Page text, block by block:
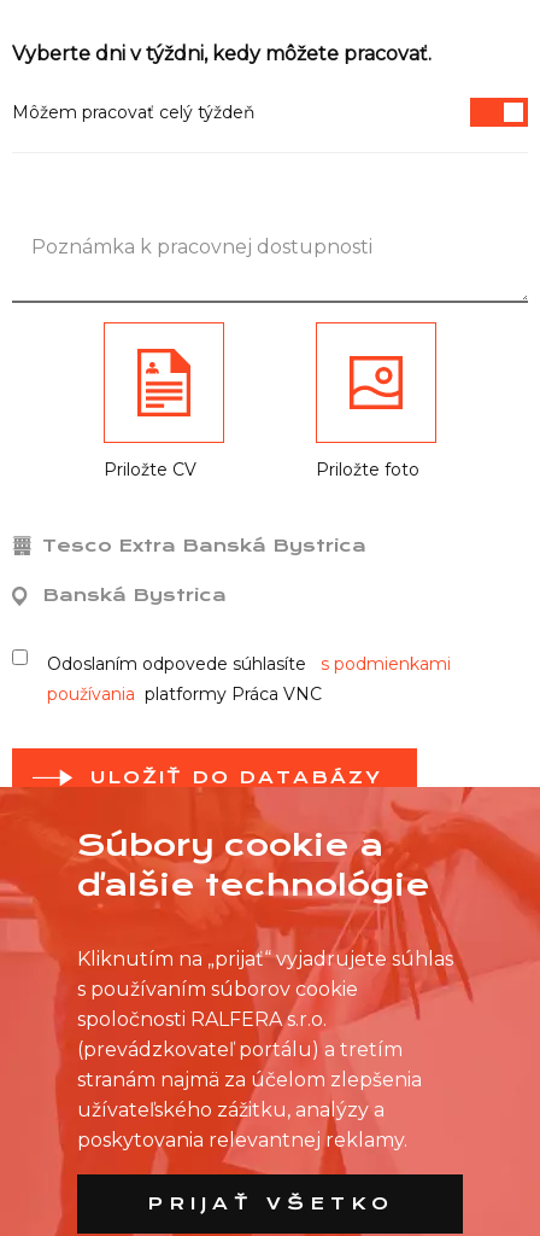
Vyberte dni v týždni, kedy môžete pracovať.
Môžem pracovať celý týždeň
Priložte CV Priložte foto
Tesco Extra Banská Bystrica
Banská Bystrica
Odoslaním odpovede súhlasíte s podmienkami
používania platformy Práca VNC
ULOŽIŤ DO DATABÁZY
Súbory cookie a
ďalšie technológie
Kliknutím na „prijať“ vyjadrujete súhlas
s používaním súborov cookie
spoločnosti RALFERA s.r.o.
(prevádzkovateľ portálu) a tretím
stranám najmä za účelom zlepšenia
užívateľského zážitku, analýzy a
poskytovania relevantnej reklamy.
PRIJAŤ VŠETKO